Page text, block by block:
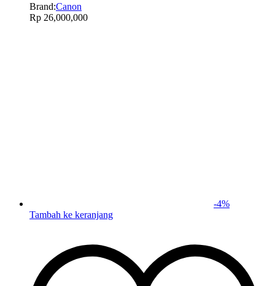
Brand:Canon
Rp 26,000,000
-4%
Tambah ke keranjang